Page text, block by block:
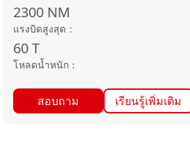
2300 NM
แรงบิดสูงสุด ：
60T
โหลดน้ำหนัก ：
สอบถาม เรียนรู้เพิ่มเติม